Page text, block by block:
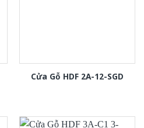
Cửa Gỗ HDF 2A-12-SGD